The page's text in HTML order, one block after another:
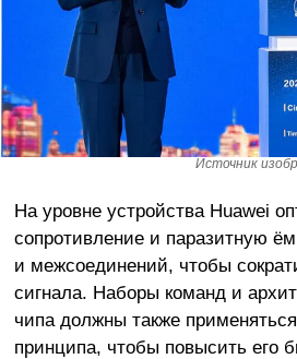
Источник
На уровне устройства Huawei
сопротивление и паразитную
и межсоединений, чтобы
сигнала. Наборы команд и
чипа должны также
принципа, чтобы повысить его